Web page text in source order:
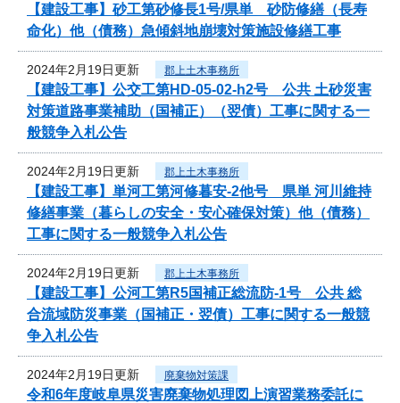
【建設工事】砂工第砂修長1号/県単 砂防修繕（長寿
命化）他（債務）急傾斜地崩壊対策施設修繕工事
2024年2月19日更新 郡上土木事務所
【建設工事】公交工第HD-05-02-h2号 公共 土砂災害
対策道路事業補助（国補正）（翌債）工事に関する一
般競争入札公告
2024年2月19日更新 郡上土木事務所
【建設工事】単河工第河修暮安-2他号 県単 河川維持
修繕事業（暮らしの安全・安心確保対策）他（債務）
工事に関する一般競争入札公告
2024年2月19日更新 郡上土木事務所
【建設工事】公河工第R5国補正総流防-1号 公共 総
合流域防災事業（国補正・翌債）工事に関する一般競
争入札公告
2024年2月19日更新 廃棄物対策課
令和6年度岐阜県災害廃棄物処理図上演習業務委託に